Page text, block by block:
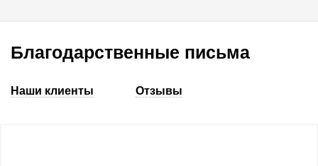
Благодарственные письма
Наши клиенты Отзывы